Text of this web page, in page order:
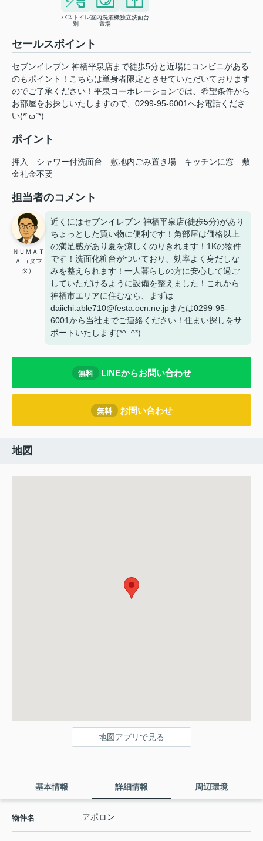
バストイレ
別
室内洗濯機
置場
独立洗面台
セールスポイント
セブンイレブン 神栖平泉店まで徒歩5分と近場にコンビニがある
のもポイント！こちらは単身者限定とさせていただいております
のでご了承ください！平泉コーポレーションでは、希望条件から
お部屋をお探しいたしますので、0299-95-6001へお電話くださ
い(*´ω`*)
ポイント
押入 シャワー付洗面台 敷地内ごみ置き場 キッチンに窓
敷
金礼金不要
担当者のコメント
ＮＵＭＡＴ
Ａ （ヌマ
タ）
近くにはセブンイレブン 神栖平泉店(徒歩5分)があり
ちょっとした買い物に便利です！角部屋は価格以上
の満足感があり夏を涼しくのりきれます！1Kの物件
です！洗面化粧台がついており、効率よく身だしな
みを整えられます！一人暮らしの方に安心して過ご
していただけるように設備を整えました！これから
神栖市エリアに住むなら、まずは
daiichi.able710@festa.ocn.ne.jpまたは0299-95-
6001から当社までご連絡ください！住まい探しをサ
ポートいたします(*^_^*)
無料 LINEからお問い合わせ
無料 お問い合わせ
地図
地図アプリで見る
基本情報 詳細情報 周辺環境
物件名 アポロン